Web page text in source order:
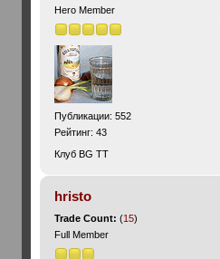
Hero Member
Публикации: 552
Рейтинг: 43
Клуб BG TT
hristo
Trade Count: (15)
Full Member